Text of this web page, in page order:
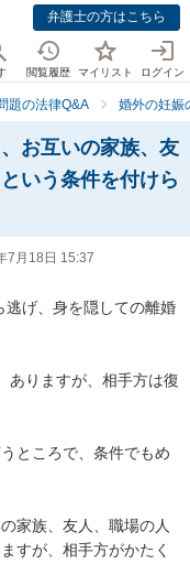
弁護士の方はこちら
閲覧履歴 マイリスト ログイン
題の法律Q&A 婚外の妊娠
お互いの家族、友
いう条件を付けら
7月18日 15:37
逃げ、身を隠しての離婚
ありますが、相手方は復
ところで、条件でもめ
家族、友人、職場の人
すが、相手方がかたく